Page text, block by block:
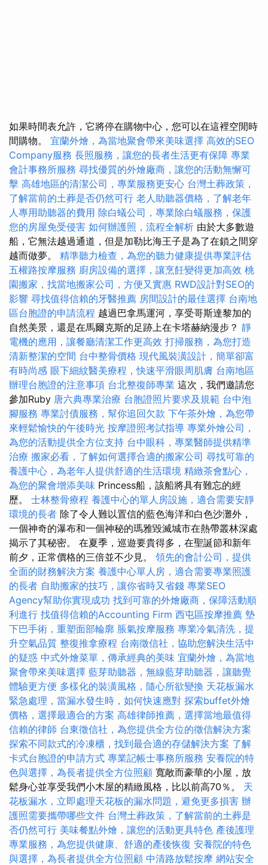
如果時間表允許，它將停在購物中心，您可以在這裡空閒時
間購物。 宜蘭外燴，為當地聚會帶來美味選擇 高效的SEO
Company服務 長照服務，讓您的長者生活更有保障 專業
會計事務所服務 尋找優質的外燴廠商，讓您的活動無懈可
擊 高雄地區的清潔公司，專業服務更安心 台灣土葬政策，
了解當前的土葬是否仍然可行 老人助聽器價格，了解老年
人專用助聽器的費用 除白蟻公司，專業除白蟻服務，保護
您的房屋免受侵害 如何辦護照，流程全解析 由於大多數遊
船，它無法越過通道，但是加勒比海王子是為了在鎖之間穿
越而做夢。 精準聽力檢查，為您的聽力健康提供專業評估
五權路按摩服務 廚房設備的選擇，讓烹飪變得更加高效 桃
園搬家，找當地搬家公司，方便又實惠 RWD設計對SEO的
影響 尋找值得信賴的牙醫推薦 房間設計的最佳選擇 台南地
區台胞證的申請流程 越過巴拿馬運河，享受哥斯達黎加的
自然美景，還是在馬爾克斯的足跡上在卡塔赫納漫步？ 靜
電機的應用，讓餐廳清潔工作更高效 打掃服務，為您打造
清新整潔的空間 台中整骨價格 現代風裝潢設計，簡單卻富
有時尚感 眼下細紋醫美療程，快速平滑眼周肌膚 台南地區
辦理台胞證的注意事項 台北整復師專業 這次，我們邀請您
參加Ruby 唐六典專業治療 台胞證照片要求及規範 台中泡
腳服務 專業討債服務，幫你追回欠款 下午茶外燴，為您帶
來輕鬆愉快的午後時光 按摩證照考試指導 專業外燴公司，
為您的活動提供全方位支持 台中眼科，專業醫師提供精準
治療 搬家必看，了解如何選擇合適的搬家公司 尋找可靠的
養護中心，為老年人提供舒適的生活環境 精緻茶會點心，
為您的聚會增添美味 Princess船，該船將具有難忘的經
歷。 士林整骨療程 養護中心的單人房設施，適合需要安靜
環境的長者 除了令人難以置信的藍色海洋和白色沙灘外，
一個神奇的瀑布和一個神秘的瑪雅毀滅城市在熱帶叢林深處
揭示了其秘密。 在夏季，巡遊要貴得多，在聖誕節和新年
前夕，正常價格的三倍並不少見。 領先的會計公司，提供
全面的財務解決方案 養護中心單人房，適合需要專業照護
的長者 自助搬家的技巧，讓你省時又省錢 專業SEO
Agency幫助你實現成功 找到可靠的外燴廠商，保障活動順
利進行 找值得信賴的Accounting Firm 西屯區按摩推薦 墊
下巴手術，重塑面部輪廓 脹氣按摩服務 專業冷氣清洗，提
升空氣品質 整復推拿療程 台南徵信社，協助您解決生活中
的疑惑 中式外燴菜單，傳承經典的美味 宜蘭外燴，為當地
聚會帶來美味選擇 藍芽助聽器，無線藍芽助聽器，讓聽覺
體驗更方便 多樣化的裝潢風格，隨心所欲變換 天花板漏水
緊急處理，當漏水發生時，如何快速應對 探索buffet外燴
價格，選擇最適合的方案 高雄律師推薦，選擇當地最值得
信賴的律師 台東徵信社，為您提供全方位的徵信解決方案
探索不同款式的冷凍櫃，找到最合適的存儲解決方案 了解
卡式台胞證的申請方式 專業記帳士事務所服務 安養院的特
色與選擇，為長者提供全方位照顧 寬敞而豪華的小屋，放
鬆身心並享受我們小木屋的精緻風格，比以前高70％。 天
花板漏水，立即處理天花板的漏水問題，避免更多損害 辦
護照需要攜帶哪些文件 台灣土葬政策，了解當前的土葬是
否仍然可行 美味餐點外燴，讓您的活動更具特色 產後護理
專業服務，為您提供健康、舒適的產後恢復 安養院的特色
與選擇，為長者提供全方位照顧 中清路放鬆按摩 網站安全